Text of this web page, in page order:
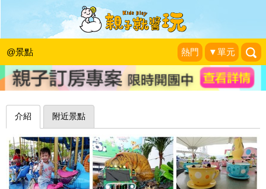
@景點 熱門 ▼單元
暑假必玩，大小朋友的開心樂園～臺北
市兒童新樂園
❤靜怡&大顆呆の親子.旅遊.美食❤|2018-08-27
介紹 附近景點